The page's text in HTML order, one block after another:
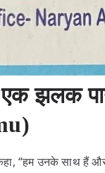
झलक
“हम उनके साथ हैं